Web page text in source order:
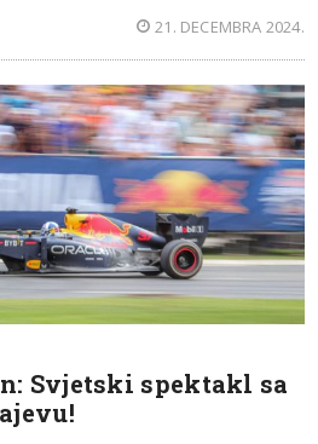
21. DECEMBRA 2024.
Svjetski spektakl sa